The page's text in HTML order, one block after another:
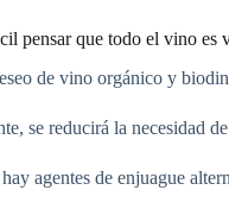
pensar que todo el vino es
de vino orgánico y
se reducirá la necesidad
agentes de enjuague